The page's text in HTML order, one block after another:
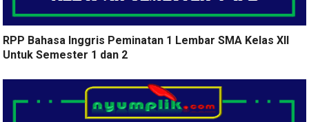
RPP Bahasa Inggris Peminatan 1 Lembar SMA Kelas XII
Untuk Semester 1 dan 2